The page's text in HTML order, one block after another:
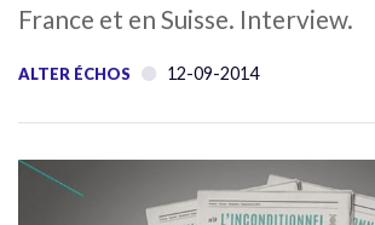
France et en Suisse. Interview.
ALTER ÉCHOS 12-09-2014